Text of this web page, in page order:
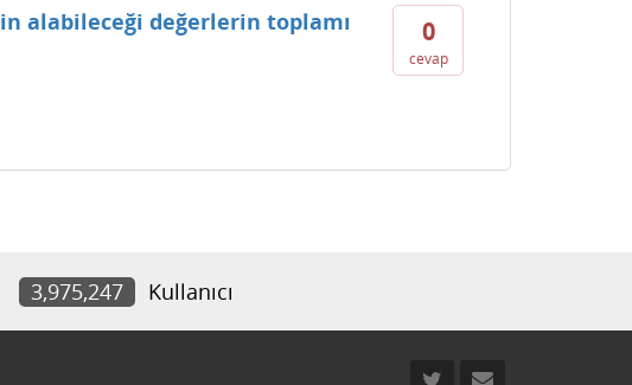
0
cevap
in alabileceği değerlerin toplamı
3,975,247 Kullanıcı